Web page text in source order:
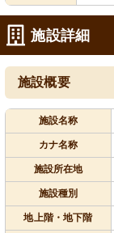
施設詳細
施設概要
施設名称
カナ名称
施設所在地
施設種別
地上階・地下階